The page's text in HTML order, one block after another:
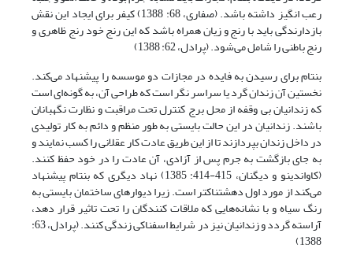
رعب انگیز داشته باشد. (صفاری، 68: 1388) کیفر برای ایجاد این نقش
بازدارندگی باید با رنج و زیان همراه باشد که این رنج خود رنج ظاهری و
رنج باطنی را شامل می‌شود. (پرادل، 62: 1388)
بنتام برای رسیدن به فایده در مجازات دو موسسه را پیشنهاد می‌کند.
نخستین آن زندان گرد یا سراسر نگر است که طراحی آن، به گونه‌ای است
که زندانیان بی وقفه از محل برج کنترل تحت مراقبت و نظارت نگهبانان
باشند. زندانیان در این حالت بایستی به طور منظم و دائم به کار تولیدی
در داخل زندان بپردازند تا از این طریق عادت کار عقلانی را کسب نمایند و
به جای بازگشت به جرم پس از آزادی، آن عادت را در خود حفظ کنند.
(کاواندینو و دیگنان، 415-414: 1385) نهاد دیگری که بنتام پیشنهاد
می‌کند از مورد اول دهشتناکتر است. زیرا دیوارهای ساختمان بایستی به
رنگ سیاه و با نشانه‌هایی که ملاقات کنندگان را تحت تاثیر قرار دهد،
آراسته گردد و زندانیان نیز در شرایط اسفناکی زندگی کنند. (پرادل، 63:
1388)